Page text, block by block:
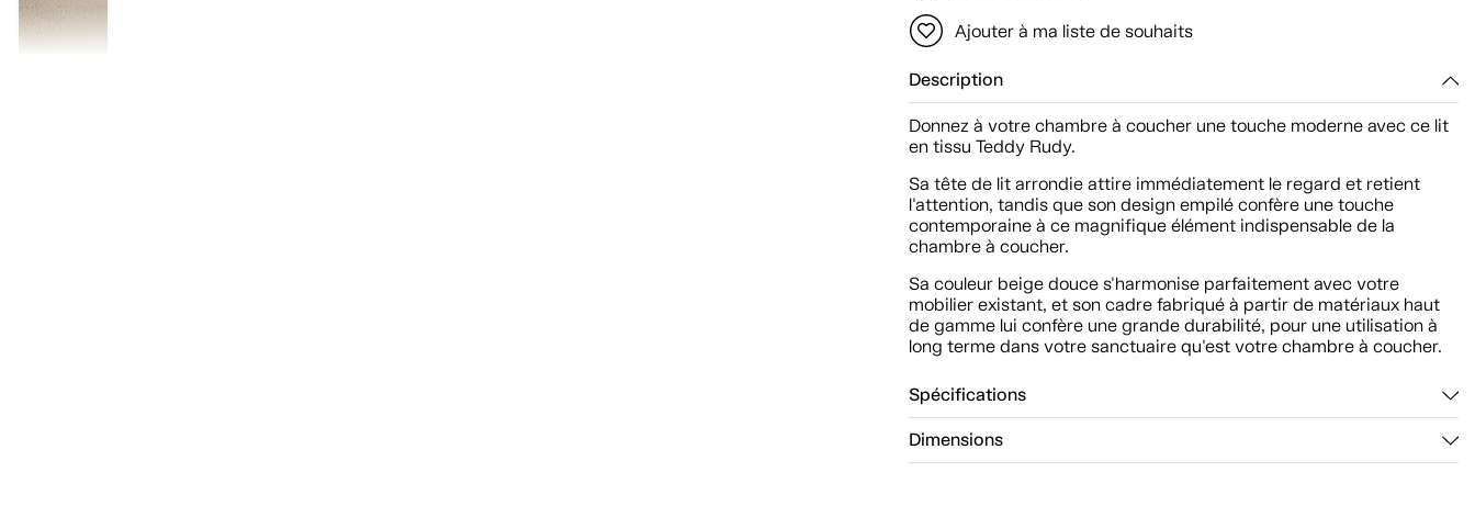
Ajouter à ma liste de souhaits
Description
Donnez à votre chambre à coucher une touche moderne avec ce lit
en tissu Teddy Rudy.
Sa tête de lit arrondie attire immédiatement le regard et retient
l'attention, tandis que son design empilé confère une touche
contemporaine à ce magnifique élément indispensable de la
chambre à coucher.
Sa couleur beige douce s'harmonise parfaitement avec votre
mobilier existant, et son cadre fabriqué à partir de matériaux haut
de gamme lui confère une grande durabilité, pour une utilisation à
long terme dans votre sanctuaire qu'est votre chambre à coucher.
Spécifications
Dimensions